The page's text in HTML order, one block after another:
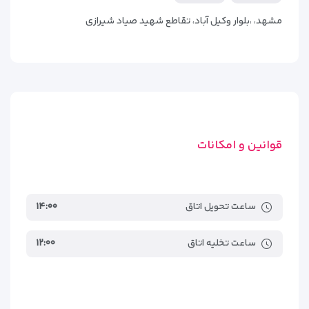
فروشگاه سوغاتی و صنایع دستی
مشهد، ،بلوار وکیل آباد، تقاطع شهید صیاد شیرازی
قوانین و امکانات
ساعت تحویل اتاق ۱۴:۰۰
ساعت تخلیه اتاق ۱۲:۰۰